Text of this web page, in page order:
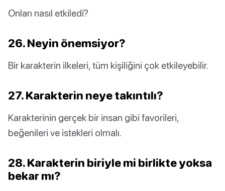
Onları nasıl etkiledi?
26. Neyin önemsiyor?
Bir karakterin ilkeleri, tüm kişiliğini çok etkileyebilir.
27. Karakterin neye takıntılı?
Karakterinin gerçek bir insan gibi favorileri,
beğenileri ve istekleri olmalı.
28. Karakterin biriyle mi birlikte yoksa
bekar mı?